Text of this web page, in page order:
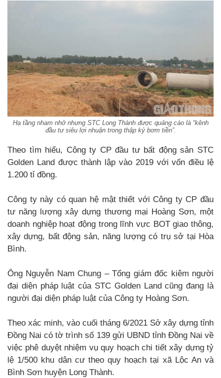
Hạ tầng nham nhở nhưng STC Long Thành được quảng cáo là “kênh
đầu tư siêu lợi nhuận trong thập kỷ bơm tiền”.
Theo tìm hiểu, Công ty CP đầu tư bất động sản STC
Golden Land được thành lập vào 2019 với vốn điều lệ
1.200 tỉ đồng.
Công ty này có quan hệ mật thiết với Công ty CP đầu
tư năng lượng xây dựng thương mại Hoàng Sơn, một
doanh nghiệp hoạt động trong lĩnh vực BOT giao thông,
xây dựng, bất động sản, năng lượng có trụ sở tại Hòa
Bình.
Ông Nguyễn Nam Chung – Tổng giám đốc kiêm người
đại diện pháp luật của STC Golden Land cũng đang là
người đại diện pháp luật của Công ty Hoàng Sơn.
Theo xác minh, vào cuối tháng 6/2021 Sở xây dựng tỉnh
Đồng Nai có tờ trình số 139 gửi UBND tỉnh Đồng Nai về
việc phê duyệt nhiệm vụ quy hoạch chi tiết xây dựng tỷ
lệ 1/500 khu dân cư theo quy hoạch tại xã Lộc An và
Bình Sơn huyện Long Thành.